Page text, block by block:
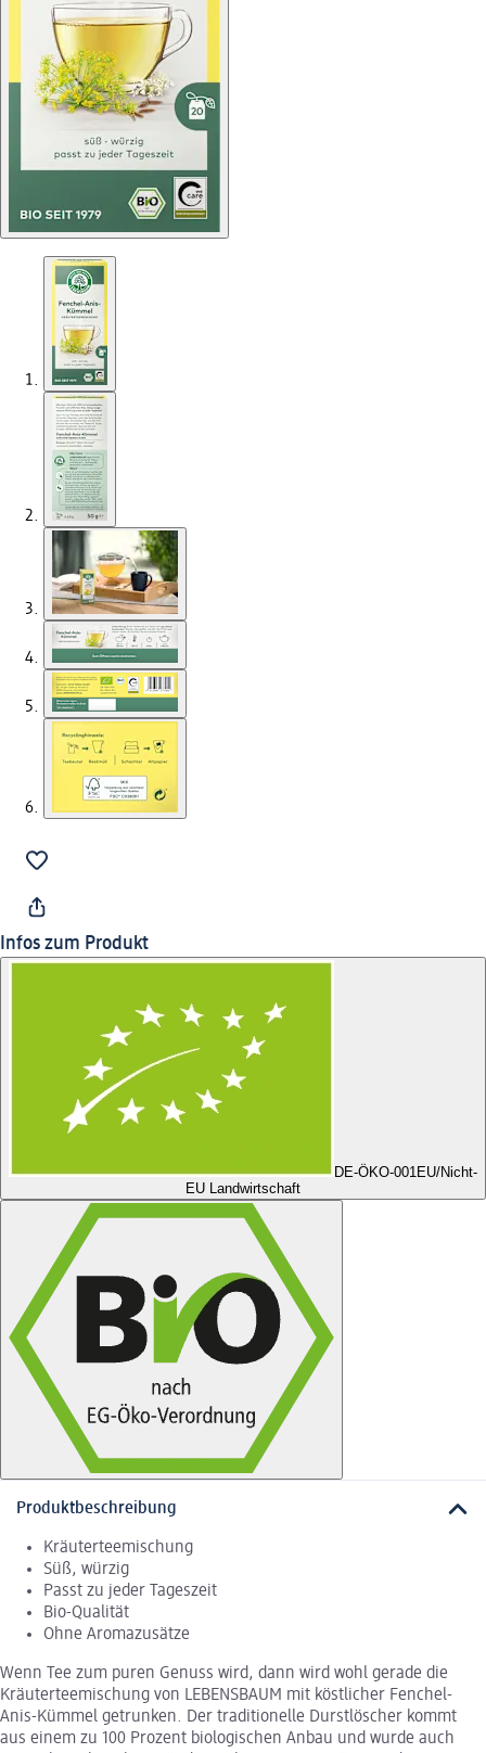
Infos zum Produkt
DE-ÖKO-001 EU/Nicht-
EU Landwirtschaft
Produktbeschreibung
Kräuterteemischung
Süß, würzig
Passt zu jeder Tageszeit
Bio-Qualität
Ohne Aromazusätze
Wenn Tee zum puren Genuss wird, dann wird wohl gerade die
Kräuterteemischung von LEBENSBAUM mit köstlicher Fenchel-
Anis-Kümmel getrunken. Der traditionelle Durstlöscher kommt
aus einem zu 100 Prozent biologischen Anbau und wurde auch